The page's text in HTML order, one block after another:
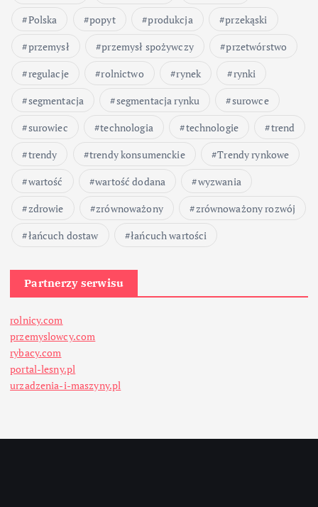
Polska
popyt produkcja
przekąski
przemysł
przemysł spożywczy
przetwórstwo
regulacje
rolnictwo rynek
rynki
segmentacja
segmentacja rynku
surowce
surowiec
technologia technologie
trend
trendy
trendy konsumenckie
Trendy rynkowe
wartość
wartość dodana
wyzwania
zdrowie
zrównoważony
zrównoważony rozwój
łańcuch dostaw
łańcuch wartości
Partnerzy serwisu
rolnicy.com
przemyslowcy.com
rybacy.com
portal-lesny.pl
urzadzenia-i-maszyny.pl